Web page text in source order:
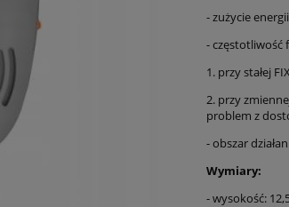
- zużycie
- częstotliwość
1. przy stałej
2. przy
problem z
- obszar
Wymiary:
- wysokość: